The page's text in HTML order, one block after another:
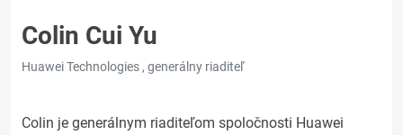
Colin Cui Yu
Huawei Technologies , generálny riaditeľ
Colin je generálnym riaditeľom spoločnosti Huawei